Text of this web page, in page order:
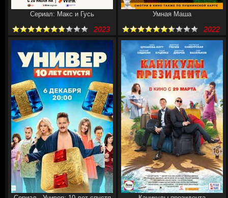
Сериал: Макс и Гусь
2023
Умная Маша
2022